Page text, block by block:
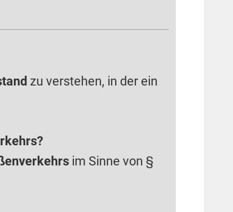
zu verstehen, in der ein
im Sinne von §